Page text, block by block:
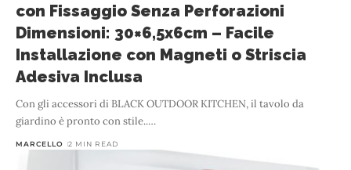
con Fissaggio Senza Perforazioni
Dimensioni: 30×6,5x6cm – Facile
Installazione con Magneti o Striscia
Adesiva Inclusa
Con gli accessori di BLACK OUTDOOR KITCHEN, il tavolo da
giardino è pronto con stile..…
MARCELLO 2 MIN READ